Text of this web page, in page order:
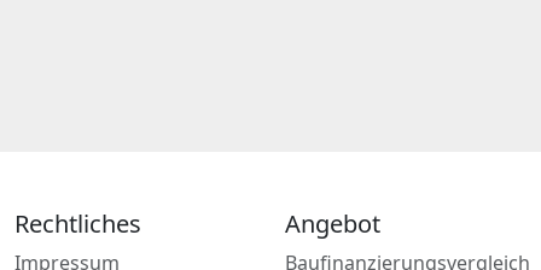
Rechtliches
Impressum
Angebot
Baufinanzierungsvergleich